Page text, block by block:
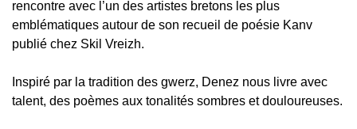
rencontre avec l’un des artistes bretons les plus
emblématiques autour de son recueil de poésie Kanv
publié chez Skil Vreizh.
Inspiré par la tradition des gwerz, Denez nous livre avec
talent, des poèmes aux tonalités sombres et douloureuses.